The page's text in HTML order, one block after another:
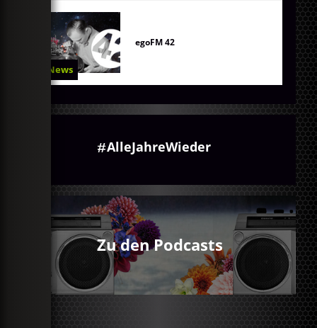
News
egoFM 42
AlleJahreWieder
Zu den Podcasts